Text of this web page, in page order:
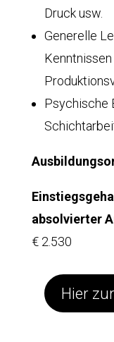
Druck usw.
Generelle
Psychische
absolvierter
€ 2.530
Hier